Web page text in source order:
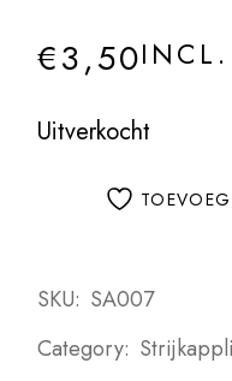
€3,50
Uitverkocht
SKU: SA007
Category: